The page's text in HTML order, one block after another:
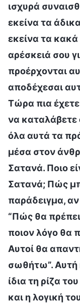
ισχυρά
εκείνα τα
εκείνα τα
αρέσκειά σου
προέρχονται
αποδέχεσαι
Τώρα πια
να καταλάβετε
όλα αυτά τα
μέσα στον
Σατανά. Ποιο
Σατανά; Πώς
παράδειγμα,
“Πώς θα
ποιον λόγο θα
Αυτοί θα
σωθήτω”. Αυτή
ίδια τη ρίζα
και η λογική